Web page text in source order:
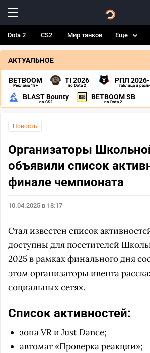
Dota 2 CS2 Мир танков Еще
АКТУАЛЬНОЕ
BETBOOM
Реклама 18+
TI 2026
по Dota 2
РПЛ
таблица и
BLAST Bounty
по CS2
BETBOOM SB
по Dota 2
Новость
Организаторы
объявили список
финале чемпионата
10.04.2025 в 18:17
Стал известен список
доступны для посетителей
2025 в рамках финального дня
этом организаторы ивента
социальных сетях.
Список активностей:
зона VR и Just Dance;
автомат «Проверка реакции»;